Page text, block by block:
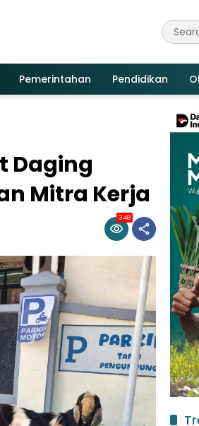
Pemerintahan Pendidikan
Daging
Mitra Kerja
348